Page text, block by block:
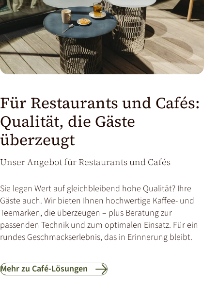
Für Restaurants und Cafés:
Qualität, die Gäste
überzeugt
Unser Angebot für Restaurants und Cafés
Sie legen Wert auf gleichbleibend hohe Qualität? Ihre
Gäste auch. Wir bieten Ihnen hochwertige Kaffee- und
Teemarken, die überzeugen – plus Beratung zur
passenden Technik und zum optimalen Einsatz. Für ein
rundes Geschmackserlebnis, das in Erinnerung bleibt.
Mehr zu Café-Lösungen